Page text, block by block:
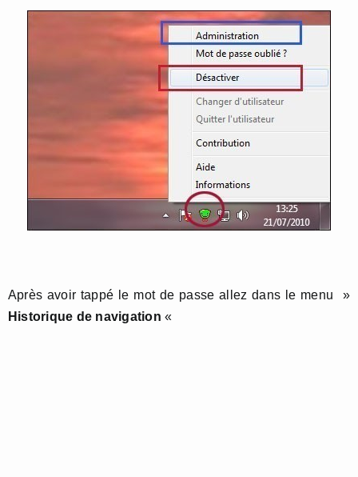
Après avoir tappé le mot de passe allez dans le menu »
Historique de navigation «